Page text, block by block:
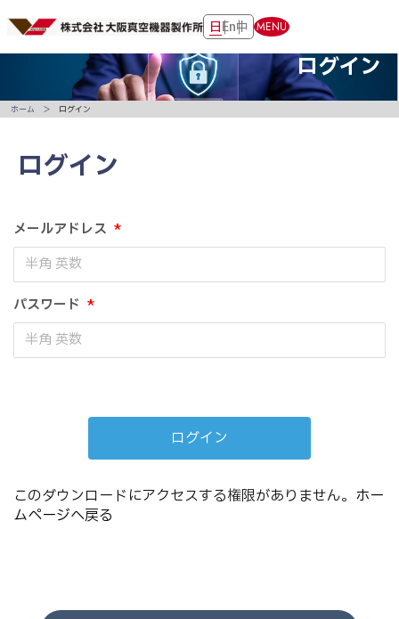
日En中 MENU
ログイン
ログイン
メールアドレス *
パスワード *
このダウンロードにアクセスする権限がありません。 ホー
ムページへ戻る
ホーム ログイン